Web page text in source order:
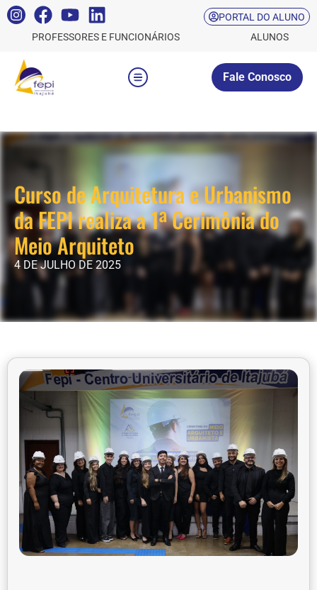
PORTAL DO ALUNO
PROFESSORES E FUNCIONÁRIOS
ALUNOS
Fale Conosco
Curso de Arquitetura e Urbanismo
da FEPI realiza a 1ª Cerimônia do
Meio Arquiteto
4 DE JULHO DE 2025